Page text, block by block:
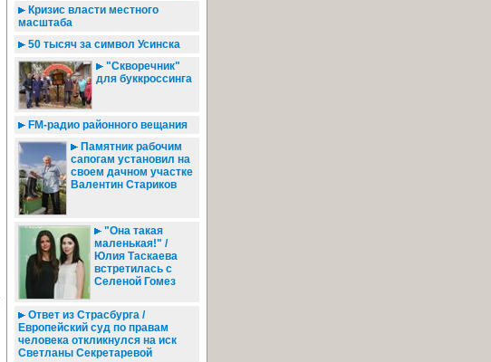
Кризис власти местного
масштаба
50 тысяч за символ Усинска
"Скворечник"
для буккроссинга
FM-радио районного вещания
Памятник рабочим
сапогам установил на
своем дачном участке
Валентин Стариков
"Она такая
маленькая!" /
Юлия Таскаева
встретилась с
Селеной Гомез
Ответ из Страсбурга /
Европейский суд по правам
человека откликнулся на иск
Светланы Секретаревой